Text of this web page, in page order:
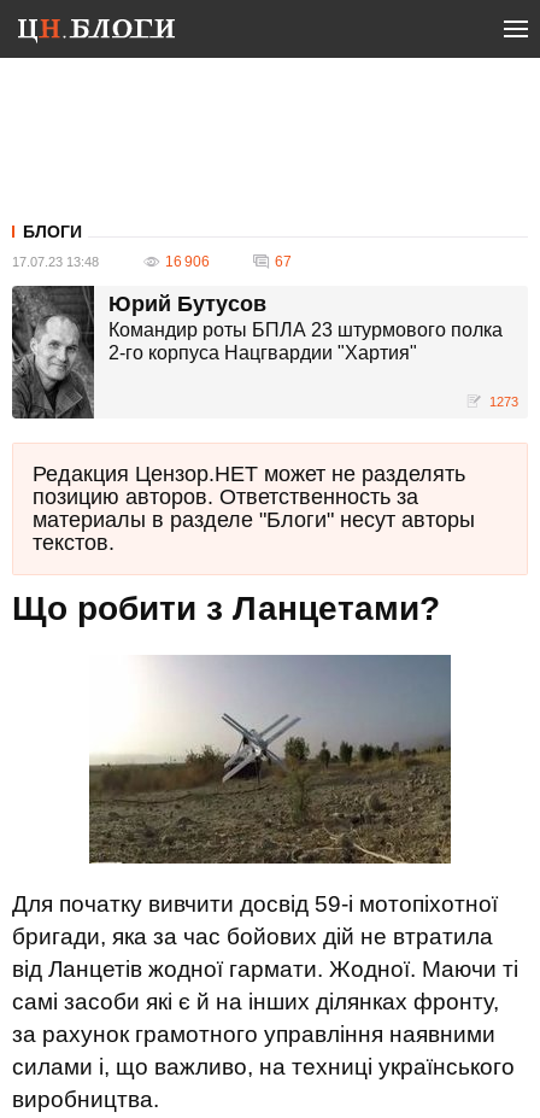
БЛОГИ
17.07.23 13:48 16 906 67
Юрий Бутусов
Командир роты БПЛА 23 штурмового полка
2-го корпуса Нацгвардии "Хартия"
1273
Редакция Цензор.НЕТ может не разделять
позицию авторов. Ответственность за
материалы в разделе "Блоги" несут авторы
текстов.
Що робити з Ланцетами?
Для початку вивчити досвід 59-і мотопіхотної
бригади, яка за час бойових дій не втратила
від Ланцетів жодної гармати. Жодної. Маючи ті
самі засоби які є й на інших ділянках фронту,
за рахунок грамотного управління наявними
силами і, що важливо, на техниці українського
виробництва.